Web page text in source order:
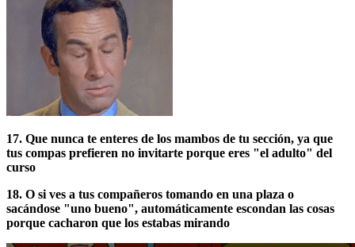
17. Que nunca te enteres de los mambos de tu sección, ya que
tus compas prefieren no invitarte porque eres "el adulto" del
curso
18. O si ves a tus compañeros tomando en una plaza o
sacándose "uno bueno", automáticamente escondan las cosas
porque cacharon que los estabas mirando